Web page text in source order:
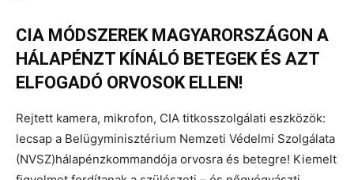
CIA MÓDSZEREK MAGYARORSZÁGON A
HÁLAPÉNZT KÍNÁLÓ BETEGEK ÉS AZT
ELFOGADÓ ORVOSOK ELLEN!
Rejtett kamera, mikrofon, CIA titkosszolgálati eszközök:
lecsap a Belügyminisztérium Nemzeti Védelmi Szolgálata
(NVSZ)hálapénzkommandója orvosra és betegre! Kiemelt